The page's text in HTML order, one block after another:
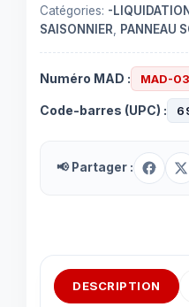
Catégories: -
SAISONNIER
PANNEAU
Numéro MAD : MAD-
Code-barres (UPC) :
📢 Partager :
DESCRIPTION